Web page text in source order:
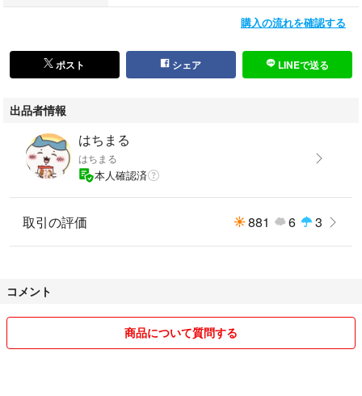
購入の流れを確認する
ポスト シェア LINEで送る
出品者情報
はちまる
はちまる
本人確認済
取引の評価 881 6 3
コメント
商品について質問する